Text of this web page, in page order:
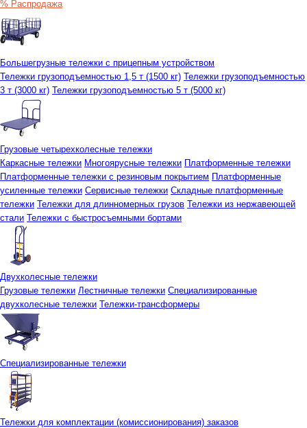
% Распродажа
Большегрузные тележки с прицепным устройством
Тележки грузоподъемностью 1,5 т (1500 кг) Тележки грузоподъемностью
3 т (3000 кг) Тележки грузоподъемностью 5 т (5000 кг)
Грузовые четырехколесные тележки
Каркасные тележки Многоярусные тележки Платформенные тележки
Платформенные тележки с резиновым покрытием Платформенные
усиленные тележки Сервисные тележки Складные платформенные
тележки Тележки для длинномерных грузов Тележки из нержавеющей
стали Тележки с быстросъемными бортами
Двухколесные тележки
Грузовые тележки Лестничные тележки Специализированные
двухколесные тележки Тележки-трансформеры
Специализированные тележки
Тележки для комплектации (комиссионирования) заказов